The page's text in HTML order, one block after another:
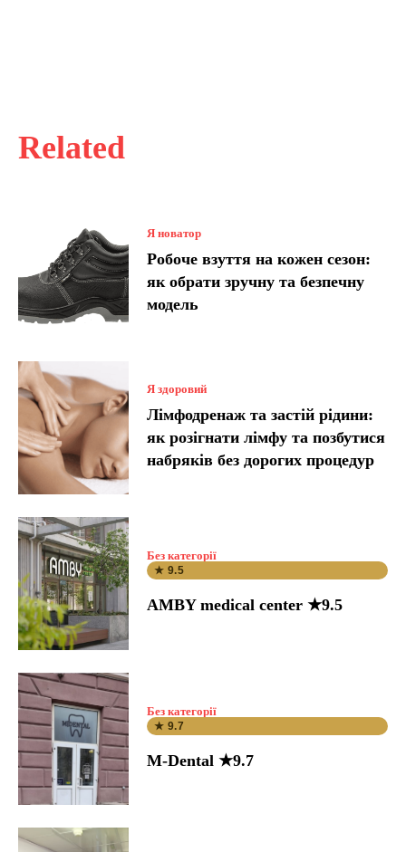
Related
Я новатор
Робоче взуття на кожен сезон:
як обрати зручну та безпечну
модель
Я здоровий
Лімфодренаж та застій рідини:
як розігнати лімфу та позбутися
набряків без дорогих процедур
Без категорії
★ 9.5
AMBY medical center ★9.5
Без категорії
★ 9.7
M-Dental ★9.7